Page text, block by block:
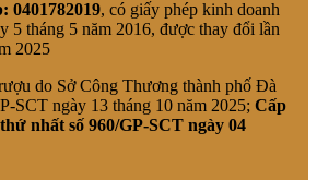
0401782019, có giấy phép kinh doanh
5 tháng 5 năm 2016, được thay đổi lần
2025
do Sở Công Thương thành phố Đà
SCT ngày 13 tháng 10 năm 2025; Cấp
nhất số 960/GP-SCT ngày 04